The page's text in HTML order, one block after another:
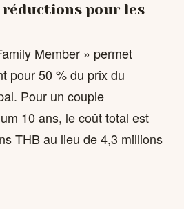
pour les
Member » permet
pour 50 % du prix du
Pour un couple
10 ans, le coût total est
THB au lieu de 4,3 millions